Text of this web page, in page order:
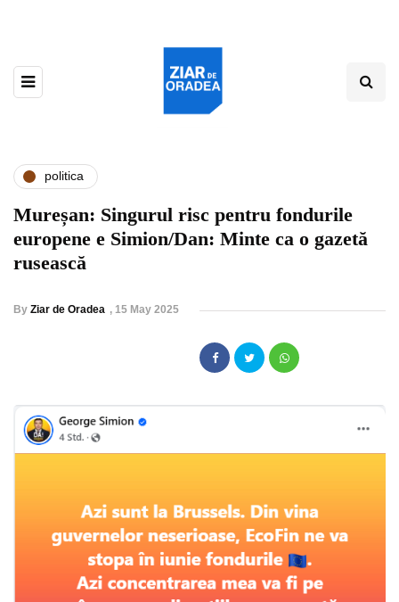
politica
Mureșan: Singurul risc pentru fondurile
europene e Simion/Dan: Minte ca o gazetă
rusească
By Ziar de Oradea , 15 May 2025